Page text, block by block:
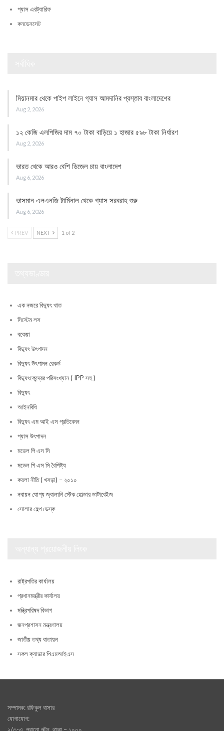
গ্যাস এরট্যারিফ
কনডেনসেট
মিয়ানমার থেকে পাইপ লাইনে গ্যাস আমদানির প্রস্তাব বাংলাদেশের
Aug 2, 2026
১২ কেজি এলপিজির দাম ৭০ টাকা বাড়িয়ে ১ হাজার ৫৯৮ টাকা নির্ধারণ
Aug 2, 2026
ভারত থেকে আরও বেশি ডিজেল চায় বাংলাদেশ
Aug 6, 2026
ভাসমান এলএনজি টার্মিনাল থেকে গ্যাস সরবরাহ শুরু
Aug 6, 2026
PREV NEXT 1 of 2
এক নজরে বিদ্যুৎ খাত
সিস্টেম লস
বকেয়া
বিদ্যুৎ উৎপাদন
বিদ্যুৎ উৎপাদন রেকর্ড
বিদ্যুৎকেন্দ্রের পরিসংখ্যান ( IPP সহ )
বিদ্যুৎ
আইনবিধি
বিদ্যুৎ এম আই এস প্রতিবেদন
গ্যাস উৎপাদন
মডেল পি এস সি
মডেল পি এস সি বৈশিষ্ট্য
কয়লা নীতি ( খসড়া) – ২০১০
নবায়ন যোগ্য জ্বালানি স্টেক হোল্ডার ডাটাবেইজ
সোলার হেল্প ডেস্ক
রাষ্ট্রপতির কার্যালয়
প্রধানমন্ত্রীর কার্যালয়
মন্ত্রিপরিষদ বিভাগ
জনপ্রশাসন মন্ত্রণালয়
জাতীয় তথ্য বাতায়ন
সকল ক্যাডার পিএমআইএস
সম্পাদক: রফিকুল বাসার
যোগাযোগ: